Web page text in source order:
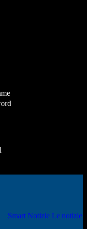
Smart Notizie Le notizie